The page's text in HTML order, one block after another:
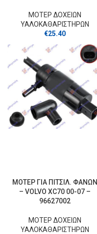
ΜΟΤΕΡ ΔΟΧΕΙΩΝ
ΥΑΛΟΚΑΘΑΡΙΣΤΗΡΩΝ
€25.40
ΜΟΤΕΡ ΓΙΑ ΠΙΤΣΙΛ. ΦΑΝΩΝ
– VOLVO XC70 00-07 –
96627002
ΜΟΤΕΡ ΔΟΧΕΙΩΝ
ΥΑΛΟΚΑΘΑΡΙΣΤΗΡΩΝ